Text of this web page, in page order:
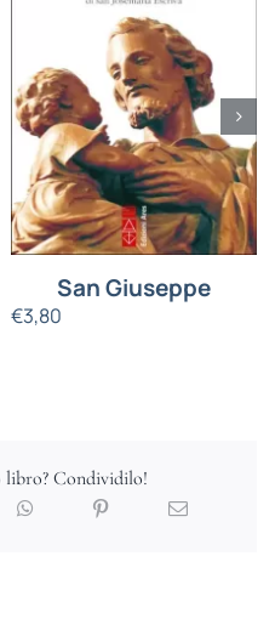
San Giuseppe
€3,80
libro? Condividilo!